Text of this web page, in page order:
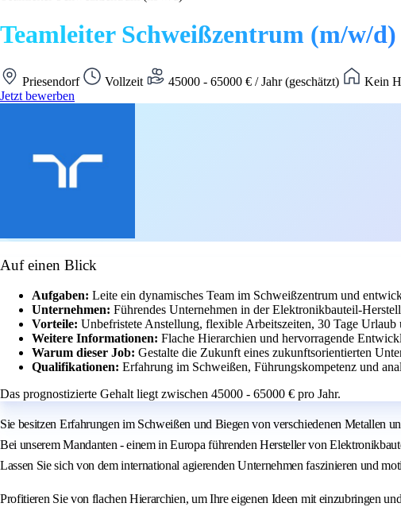
Teamleiter Schweißzentrum (m/w/d)
Priesendorf Vollzeit 45000 - 65000 € / Jahr (geschätzt)
Kein
Jetzt bewerben
Auf einen Blick
Aufgaben: Leite ein dynamisches Team im Schweißzentrum und
Unternehmen: Führendes Unternehmen in der Elektronikbauteil-
Vorteile: Unbefristete Anstellung, flexible Arbeitszeiten, 30 Tage Urlaub
Weitere Informationen: Flache Hierarchien und hervorragende
Warum dieser Job: Gestalte die Zukunft eines zukunftsorientierten
Qualifikationen: Erfahrung im Schweißen, Führungskompetenz und
Das prognostizierte Gehalt liegt zwischen 45000 - 65000 € pro Jahr.
Sie besitzen Erfahrungen im Schweißen und Biegen von verschiedenen Metallen
Bei unserem Mandanten - einem in Europa führenden Hersteller von
Lassen Sie sich von dem international agierenden Unternehmen faszinieren und
Profitieren Sie von flachen Hierarchien, um Ihre eigenen Ideen mit einzubringen